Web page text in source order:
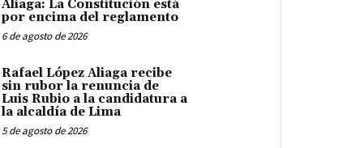
Aliaga: La Constitución está
por encima del reglamento
6 de agosto de 2026
Rafael López Aliaga recibe
sin rubor la renuncia de
Luis Rubio a la candidatura a
la alcaldía de Lima
5 de agosto de 2026